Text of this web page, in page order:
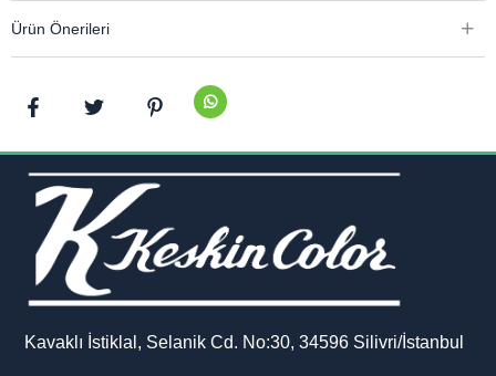
Ürün Önerileri
Kavaklı İstiklal, Selanik Cd. No:30, 34596 Silivri/İstanbul